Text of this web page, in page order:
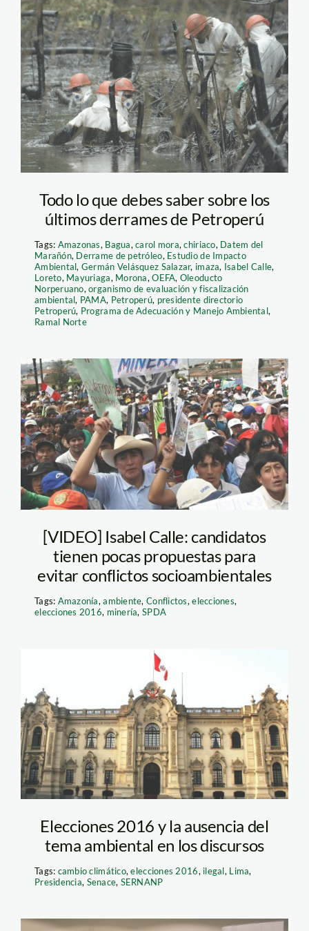
Todo lo que debes saber sobre los
últimos derrames de Petroperú
Tags: Amazonas, Bagua,carol mora,chiriaco, Datem del
Marañón, Derrame de petróleo, Estudio de Impacto
Ambiental, Germán Velásquez Salazar, imaza, Isabel Calle,
Loreto, Mayuriaga, Morona,OEFA, Oleoducto
Norperuano,organismo de evaluación y fiscalización
ambiental, PAMA, Petroperú, presidente directorio
Petroperú, Programa de Adecuación y Manejo Ambiental,
Ramal Norte
conflicto_peru21
[VIDEO] Isabel Calle: candidatos
tienen pocas propuestas para
evitar conflictos socioambientales
Tags: Amazonía,ambiente,Conflictos,elecciones,
elecciones 2016, minería,SPDA
palacio de
gobierno_andina
Elecciones 2016 y la ausencia del
tema ambiental en los discursos
Tags: cambio climático,elecciones 2016, ilegal, Lima,
Presidencia, Senace, SERNANP